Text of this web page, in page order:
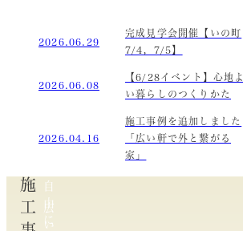
2026.06.29
完成見学会開催【いの町
7/4，7/5】
2026.06.08
【6/28イベント】心地よ
い暮らしのつくりかた
2026.04.16
施工事例を追加しました
「広い軒で外と繋がる
家」
広
い
自
由
に